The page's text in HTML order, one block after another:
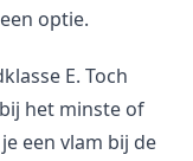
optie.
E. Toch
het minste of
een vlam bij de